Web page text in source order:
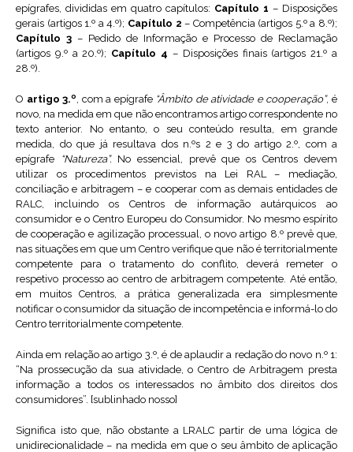
epígrafes, divididas em quatro capítulos: Capítulo 1 – Disposições
gerais (artigos 1.º a 4.º); Capítulo 2 – Competência (artigos 5.º a 8.º);
Capítulo 3 – Pedido de Informação e Processo de Reclamação
(artigos 9.º a 20.º); Capítulo 4 – Disposições finais (artigos 21.º a
28.º).
O artigo 3.º, com a epígrafe “Âmbito de atividade e cooperação”, é
novo, na medida em que não encontramos artigo correspondente no
texto anterior. No entanto, o seu conteúdo resulta, em grande
medida, do que já resultava dos n.ºs 2 e 3 do artigo 2.º, com a
epígrafe
“Natureza”.No essencial, prevê que os Centros devem
utilizar os procedimentos previstos na Lei RAL – mediação,
conciliação e arbitragem – e cooperar com as demais entidades de
RALC, incluindo os Centros de informação autárquicos ao
consumidor e o Centro Europeu do Consumidor. No mesmo espírito
de cooperação e agilização processual, o novo artigo 8.º prevê que,
nas situações em que um Centro verifique que não é territorialmente
competente para o tratamento do conflito, deverá remeter o
respetivo processo ao centro de arbitragem competente. Até então,
em muitos Centros, a prática generalizada era simplesmente
notificar o consumidor da situação de incompetência e informá-lo do
Centro territorialmente competente.
Ainda em relação ao artigo 3.º, é de aplaudir a redação do novo n.º 1:
“Na prossecução da sua atividade, o Centro de Arbitragem presta
informação a todos os interessados no âmbito dos direitos dos
consumidores”. [sublinhado nosso]
Significa isto que, não obstante a LRALC partir de uma lógica de
unidirecionalidade – na medida em que o seu âmbito de aplicação